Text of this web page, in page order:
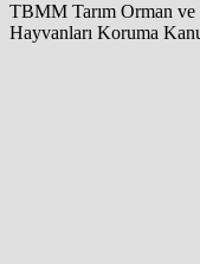
TBMM Tarım Orman
Hayvanları Koruma